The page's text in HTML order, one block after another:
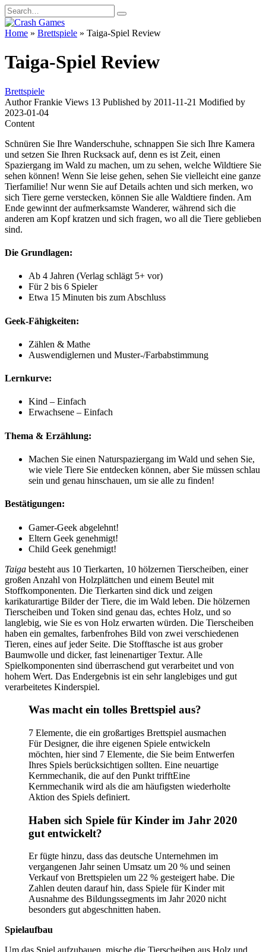
Skip
to
content
Search
for:
Home » Brettspiele » Taiga-Spiel Review
Taiga-Spiel Review
Brettspiele
Author Frankie Views 13 Published by 2011-11-21 Modified by
2023-01-04
Content
Schnüren Sie Ihre Wanderschuhe, schnappen Sie sich Ihre Kamera
und setzen Sie Ihren Rucksack auf, denn es ist Zeit, einen
Spaziergang im Wald zu machen, um zu sehen, welche Wildtiere Sie
sehen können! Wenn Sie leise gehen, sehen Sie vielleicht eine ganze
Tierfamilie! Nur wenn Sie auf Details achten und sich merken, wo
sich Tiere gerne verstecken, können Sie alle Waldtiere finden. Am
Ende gewinnt der aufmerksamste Wanderer, während sich die
anderen am Kopf kratzen und sich fragen, wo all die Tiere geblieben
sind.
Die Grundlagen:
Ab 4 Jahren (Verlag schlägt 5+ vor)
Für 2 bis 6 Spieler
Etwa 15 Minuten bis zum Abschluss
Geek-Fähigkeiten:
Zählen & Mathe
Auswendiglernen und Muster-/Farbabstimmung
Lernkurve:
Kind – Einfach
Erwachsene – Einfach
Thema & Erzählung:
Machen Sie einen Naturspaziergang im Wald und sehen Sie,
wie viele Tiere Sie entdecken können, aber Sie müssen schlau
sein und genau hinschauen, um sie alle zu finden!
Bestätigungen:
Gamer-Geek abgelehnt!
Eltern Geek genehmigt!
Child Geek genehmigt!
Taiga besteht aus 10 Tierkarten, 10 hölzernen Tierscheiben, einer
großen Anzahl von Holzplättchen und einem Beutel mit
Stoffkomponenten. Die Tierkarten sind dick und zeigen
karikaturartige Bilder der Tiere, die im Wald leben. Die hölzernen
Tierscheiben und Token sind genau das, echtes Holz, und so
langlebig, wie Sie es von Holz erwarten würden. Die Tierscheiben
haben ein gemaltes, farbenfrohes Bild von zwei verschiedenen
Tieren, eines auf jeder Seite. Die Stofftasche ist aus grober
Baumwolle und dicker, fast leinenartiger Textur. Alle
Spielkomponenten sind überraschend gut verarbeitet und von
hohem Wert. Das Endergebnis ist ein sehr langlebiges und gut
verarbeitetes Kinderspiel.
Was macht ein tolles Brettspiel aus?
7 Elemente, die ein großartiges Brettspiel ausmachen
Für Designer, die ihre eigenen Spiele entwickeln
möchten, hier sind 7 Elemente, die Sie beim Entwerfen
Ihres Spiels berücksichtigen sollten. Eine neuartige
Kernmechanik, die auf den Punkt trifftEine
Kernmechanik wird als die am häufigsten wiederholte
Aktion des Spiels definiert.
Haben sich Spiele für Kinder im Jahr 2020
gut entwickelt?
Er fügte hinzu, dass das deutsche Unternehmen im
vergangenen Jahr seinen Umsatz um 20 % und seinen
Verkauf von Brettspielen um 22 % gesteigert habe. Die
Zahlen deuten darauf hin, dass Spiele für Kinder mit
Ausnahme des Bildungssegments im Jahr 2020 nicht
besonders gut abgeschnitten haben.
Spielaufbau